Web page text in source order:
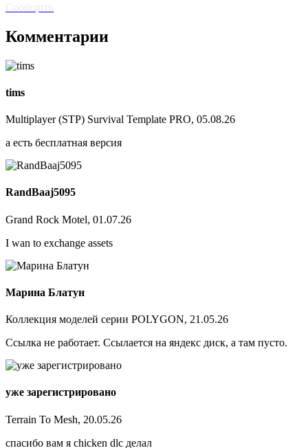
Сообщить
Комментарии
tims
Multiplayer (STP) Survival Template PRO, 05.08.26
а есть бесплатная версия
RandBaaj5095
Grand Rock Motel, 01.07.26
I wan to exchange assets
Марина Блатун
Коллекция моделей серии POLYGON, 21.05.26
Ссылка не работает. Ссылается на яндекс диск, а там пусто.
уже зарегистрировано
Terrain To Mesh, 20.05.26
спасибо вам я chicken dlc делал